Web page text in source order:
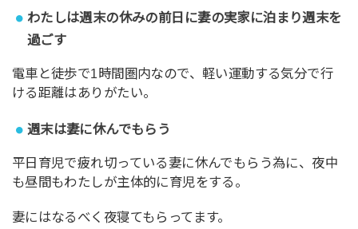
わたしは週末の休みの前日に妻の実家に泊まり週末を
過ごす
電車と徒歩で1時間圏内なので、軽い運動する気分で行
ける距離はありがたい。
週末は妻に休んでもらう
平日育児で疲れ切っている妻に休んでもらう為に、夜中
も昼間もわたしが主体的に育児をする。
妻にはなるべく夜寝てもらってます。